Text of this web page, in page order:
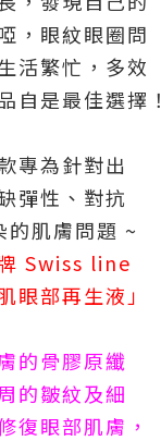
，眼紋眼圈問
活繁忙，多效
自是最佳選擇！
專為針對出
彈性、對抗
的肌膚問題 ~
Swiss line
眼部再生液」
的骨膠原纖
的皺紋及細
復眼部肌膚，